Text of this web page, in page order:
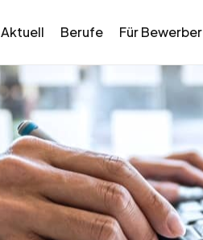
Aktuell Berufe Für Bewerber